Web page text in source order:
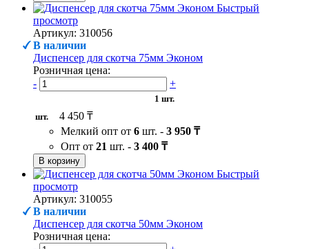
Быстрый
просмотр
Артикул: 310056
В наличии
Диспенсер для скотча 75мм Эконом
Розничная цена:
-
+
1 шт.
шт.
4 450 ₸
Мелкий опт от 6 шт. - 3 950 ₸
Опт от 21 шт. - 3 400 ₸
В корзину
Быстрый
просмотр
Артикул: 310055
В наличии
Диспенсер для скотча 50мм Эконом
Розничная цена: